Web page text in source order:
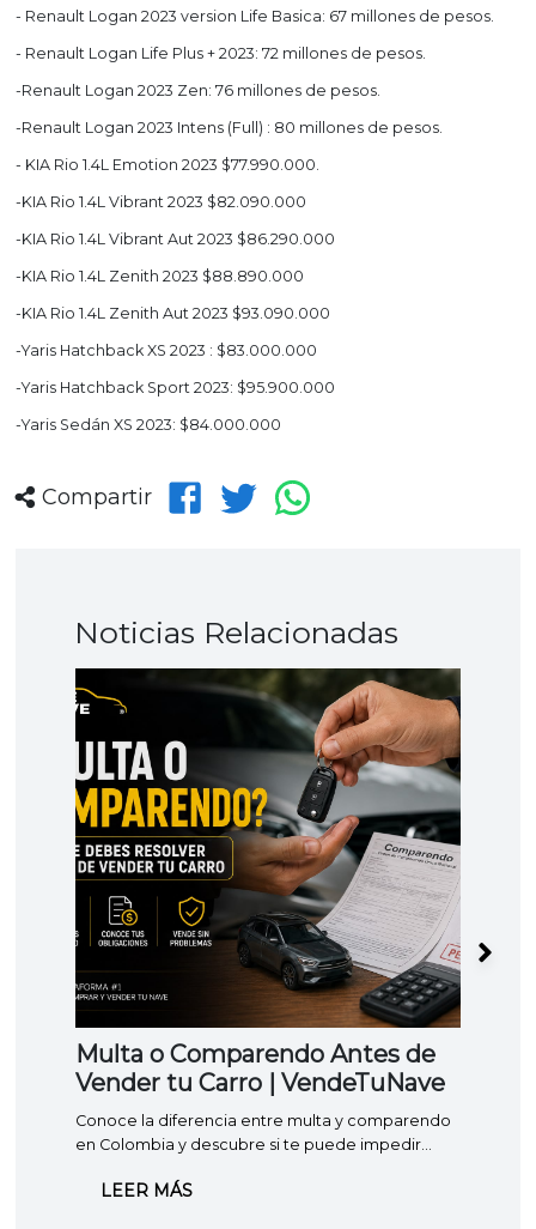
- Renault Logan 2023 version Life Basica: 67 millones de pesos.
- Renault Logan Life Plus + 2023: 72 millones de pesos.
-Renault Logan 2023 Zen: 76 millones de pesos.
-Renault Logan 2023 Intens (Full) : 80 millones de pesos.
- KIA Rio 1.4L Emotion 2023 $77.990.000.
-KIA Rio 1.4L Vibrant 2023 $82.090.000
-KIA Rio 1.4L Vibrant Aut 2023 $86.290.000
-KIA Rio 1.4L Zenith 2023 $88.890.000
-KIA Rio 1.4L Zenith Aut 2023 $93.090.000
-Yaris Hatchback XS 2023 : $83.000.000
-Yaris Hatchback Sport 2023: $95.900.000
-Yaris Sedán XS 2023: $84.000.000
Compartir
Noticias Relacionadas
Multa o Comparendo Antes de
Vender tu Carro | VendeTuNave
Conoce la diferencia entre multa y comparendo
en Colombia y descubre si te puede impedir
LEER MÁS